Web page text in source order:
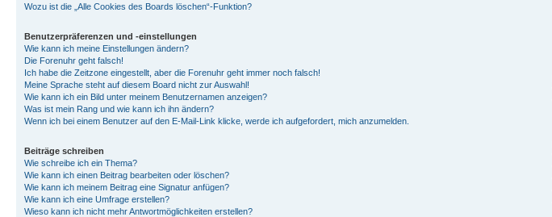
Wozu ist die „Alle Cookies des Boards löschen“-Funktion?
Benutzerpräferenzen und -einstellungen
Wie kann ich meine Einstellungen ändern?
Die Forenuhr geht falsch!
Ich habe die Zeitzone eingestellt, aber die Forenuhr geht immer noch falsch!
Meine Sprache steht auf diesem Board nicht zur Auswahl!
Wie kann ich ein Bild unter meinem Benutzernamen anzeigen?
Was ist mein Rang und wie kann ich ihn ändern?
Wenn ich bei einem Benutzer auf den E-Mail-Link klicke, werde ich aufgefordert, mich anzumelden.
Beiträge schreiben
Wie schreibe ich ein Thema?
Wie kann ich einen Beitrag bearbeiten oder löschen?
Wie kann ich meinem Beitrag eine Signatur anfügen?
Wie kann ich eine Umfrage erstellen?
Wieso kann ich nicht mehr Antwortmöglichkeiten erstellen?